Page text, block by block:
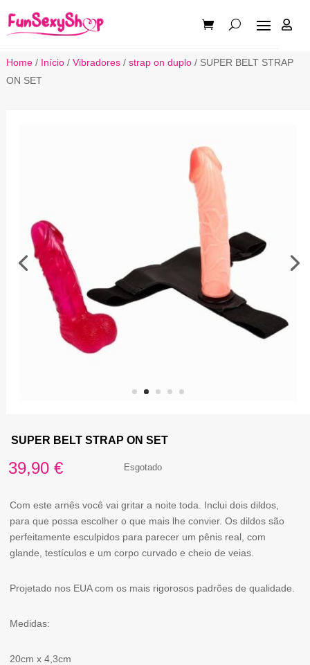

Home/ Início/ Vibradores/ strap on duplo/ SUPER BELT STRAP
ON SET
SUPER BELT STRAP ON SET
39,90 € Esgotado
Com este arnês você vai gritar a noite toda. Inclui dois dildos,
para que possa escolher o que mais lhe convier. Os dildos são
perfeitamente esculpidos para parecer um pênis real, com
glande, testículos e um corpo curvado e cheio de veias.
Projetado nos EUA com os mais rigorosos padrões de qualidade.
Medidas:
20cm x 4,3cm